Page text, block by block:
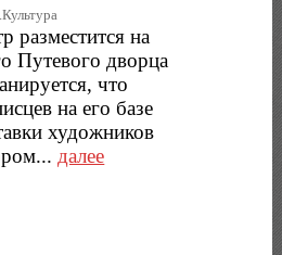
разместится на
Путевого дворца
что
на его базе
художников
далее